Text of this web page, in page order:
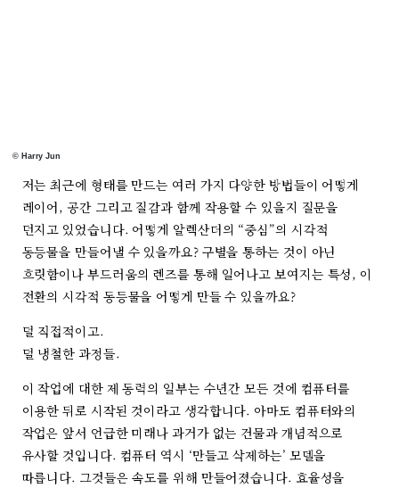
© Harry Jun
저는 최근에 형태를 만드는 여러 가지 다양한 방법들이 어떻게
레이어, 공간 그리고 질감과 함께 작용할 수 있을지 질문을
던지고 있었습니다. 어떻게 알렉산더의 “중심”의 시각적
동등물을 만들어낼 수 있을까요? 구별을 통하는 것이 아닌
흐릿함이나 부드러움의 렌즈를 통해 일어나고 보여지는 특성, 이
전환의 시각적 동등물을 어떻게 만들 수 있을까요?
덜 직접적이고.
덜 냉철한 과정들.
이 작업에 대한 제 동력의 일부는 수년간 모든 것에 컴퓨터를
이용한 뒤로 시작된 것이라고 생각합니다. 아마도 컴퓨터와의
작업은 앞서 언급한 미래나 과거가 없는 건물과 개념적으로
유사할 것입니다. 컴퓨터 역시 ‘만들고 삭제하는’ 모델을
따릅니다. 그것들은 속도를 위해 만들어졌습니다. 효율성을